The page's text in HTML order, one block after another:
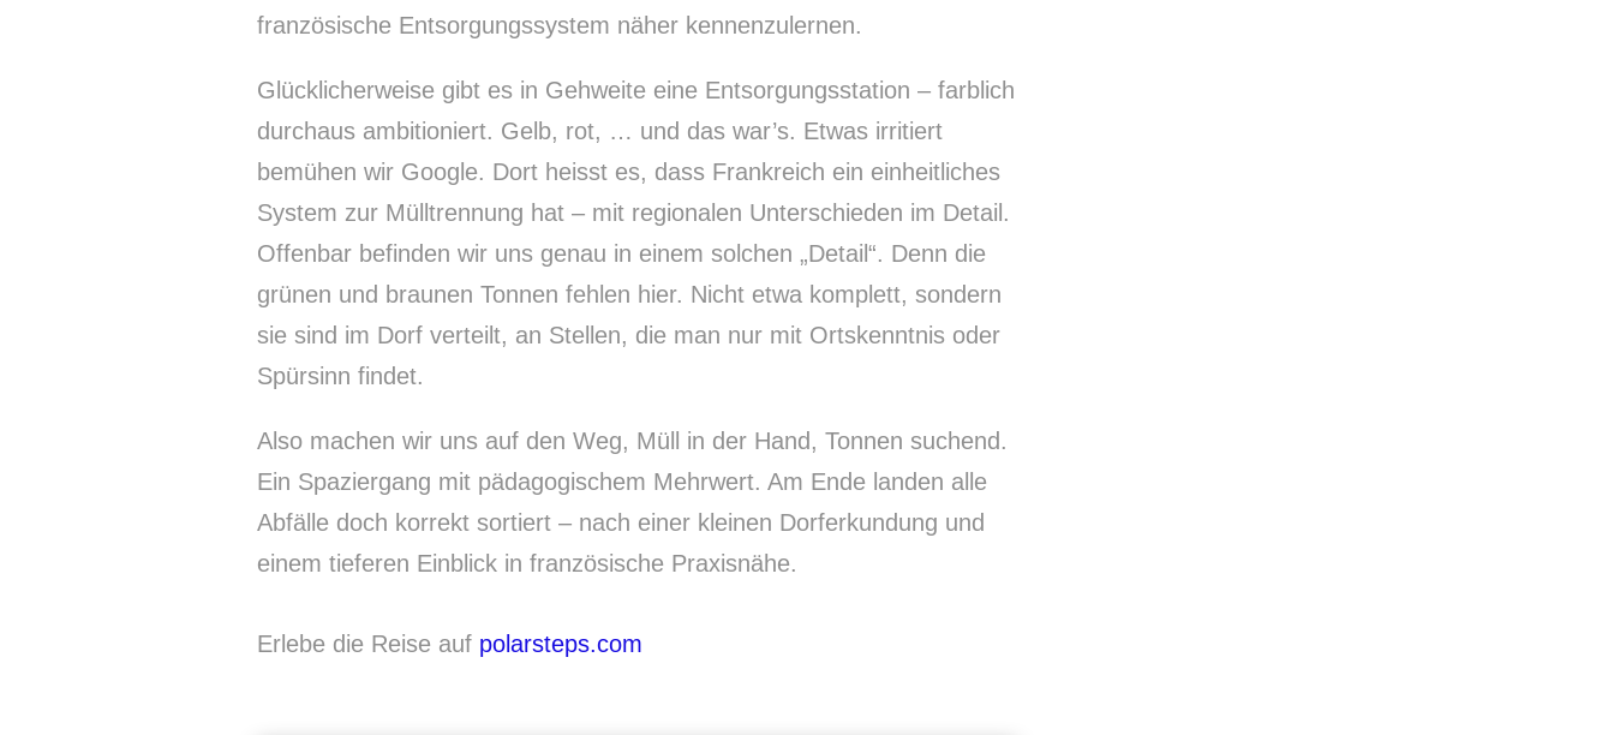
französische Entsorgungssystem näher kennenzulernen.
Glücklicherweise gibt es in Gehweite eine Entsorgungsstation – farblich
durchaus ambitioniert. Gelb, rot, … und das war’s. Etwas irritiert
bemühen wir Google. Dort heisst es, dass Frankreich ein einheitliches
System zur Mülltrennung hat – mit regionalen Unterschieden im Detail.
Offenbar befinden wir uns genau in einem solchen „Detail“. Denn die
grünen und braunen Tonnen fehlen hier. Nicht etwa komplett, sondern
sie sind im Dorf verteilt, an Stellen, die man nur mit Ortskenntnis oder
Spürsinn findet.
Also machen wir uns auf den Weg, Müll in der Hand, Tonnen suchend.
Ein Spaziergang mit pädagogischem Mehrwert. Am Ende landen alle
Abfälle doch korrekt sortiert – nach einer kleinen Dorferkundung und
einem tieferen Einblick in französische Praxisnähe.
Erlebe die Reise auf polarsteps.com